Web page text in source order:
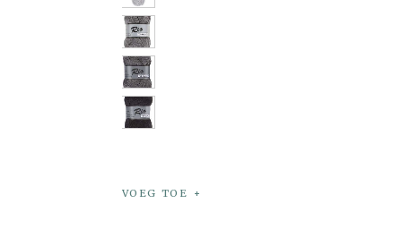
VOEG TOE